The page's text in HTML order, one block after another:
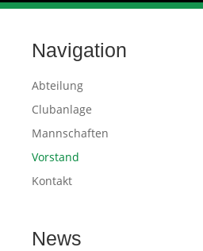
Navigation
Abteilung
Clubanlage
Mannschaften
Vorstand
Kontakt
News